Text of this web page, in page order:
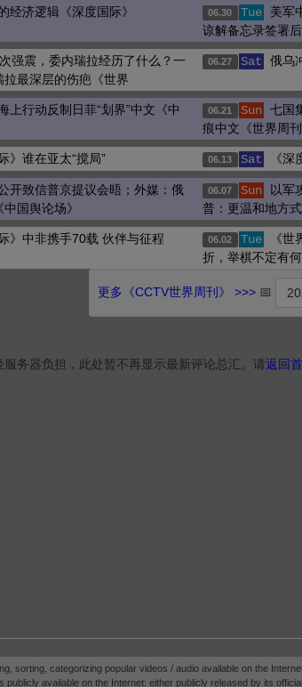
经济逻辑《深度国际》 06.30 Tue
美军
谅解备忘录签署
强震，委内瑞拉经历了什么？一
最深层的伤疤《世界
06.27 Sat 俄乌
上行动反制日菲“划界”中文《中
06.21 Sun
七国
痕中文《世界周刊
》谁在亚太“搅局” 06.13 Sat 《
开致信普京提议会晤；外媒：俄
国舆论场》
06.07 Sun
以军
普：更温和地方
》中非携手70载 伙伴与征程 06.02 Tue
《
折，举棋不定有
更多《CCTV世界周刊》 >>> 📅
服务器负担，此处暂不再显示最新评论总汇。请返回
sorting, categorizing popular videos / audio available on the
available on the Internet: either publicly released by its